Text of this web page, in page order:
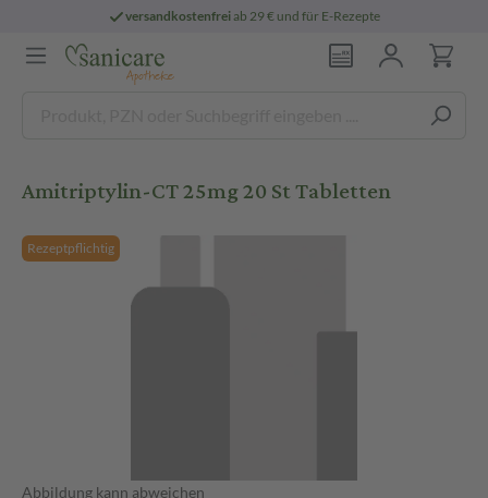
versandkostenfreiab 29 € und für E-Rezepte
Amitriptylin-CT 25mg 20 St Tabletten
Rezeptpflichtig
Abbildung kann abweichen